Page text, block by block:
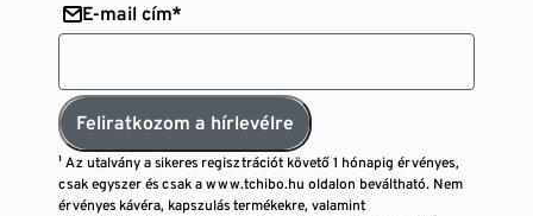
E-mail cím*
Feliratkozom a hírlevélre
¹ Az utalvány a sikeres regisztrációt követő 1 hónapig érvényes,
csak egyszer és csak a www.tchibo.hu oldalon beváltható. Nem
érvényes kávéra, kapszulás termékekre, valamint